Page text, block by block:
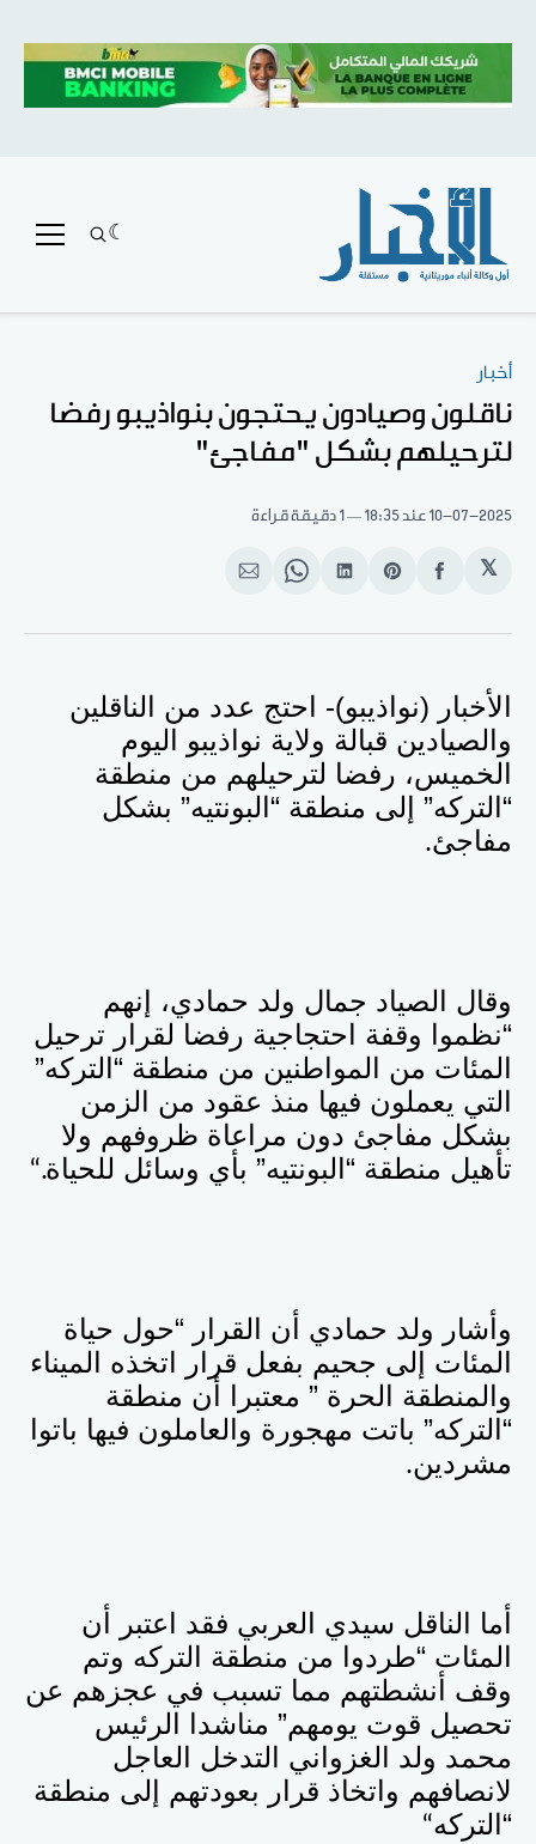
أخبار
ناقلون وصيادون يحتجون بنواذيبو رفضا
لترحيلهم بشكل "مفاجئ"
10-07-2025 عند 18:35 1 دقيقة قراءة
𝕏
انشر
الفيسبوك
Share
Pinterest
انشر
لينكد
Share
WhatsApp
انشر
الإيميل
الأخبار (نواذيبو)- احتج عدد من الناقلين
والصيادين قبالة ولاية نواذيبو اليوم
الخميس، رفضا لترحيلهم من منطقة
“التركه” إلى منطقة “البونتيه” بشكل
مفاجئ.
وقال الصياد جمال ولد حمادي، إنهم
“نظموا وقفة احتجاجية رفضا لقرار ترحيل
المئات من المواطنين من منطقة “التركه”
التي يعملون فيها منذ عقود من الزمن
بشكل مفاجئ دون مراعاة ظروفهم ولا
تأهيل منطقة “البونتيه” بأي وسائل للحياة“.
وأشار ولد حمادي أن القرار “حول حياة
المئات إلى جحيم بفعل قرار اتخذه الميناء
والمنطقة الحرة ” معتبرا أن منطقة
“التركه” باتت مهجورة والعاملون فيها باتوا
مشردين.
أما الناقل سيدي العربي فقد اعتبر أن
المئات “طردوا من منطقة التركه وتم
وقف أنشطتهم مما تسبب في عجزهم عن
تحصيل قوت يومهم” مناشدا الرئيس
محمد ولد الغزواني التدخل العاجل
لانصافهم واتخاذ قرار بعودتهم إلى منطقة
“التركه“